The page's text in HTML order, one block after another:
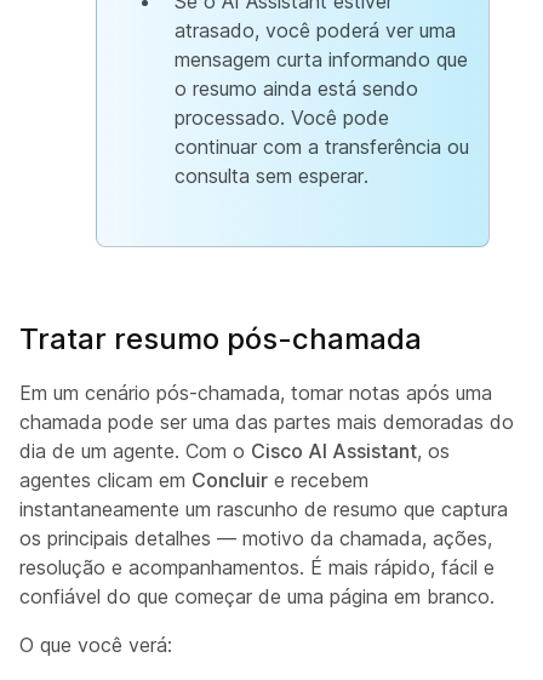
atrasado, você poderá ver uma
mensagem curta informando que
o resumo ainda está sendo
processado. Você pode
continuar com a transferência ou
consulta sem esperar.
Tratar resumo pós-chamada
Em um cenário pós-chamada, tomar notas após uma
chamada pode ser uma das partes mais demoradas do
dia de um agente. Com o Cisco AI Assistant, os
agentes clicam em Concluir e recebem
instantaneamente um rascunho de resumo que captura
os principais detalhes — motivo da chamada, ações,
resolução e acompanhamentos. É mais rápido, fácil e
confiável do que começar de uma página em branco.
O que você verá: